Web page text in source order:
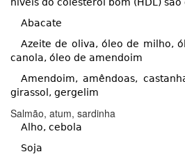
níveis do colesterol bom (HDL) são
Abacate
Azeite de oliva, óleo de milho,
canola, óleo de amendoim
Amendoim, amêndoas,
girassol, gergelim
Salmão, atum, sardinha
Alho, cebola
Soja